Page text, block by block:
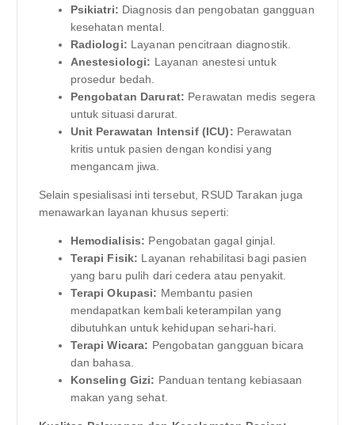
Psikiatri: Diagnosis dan pengobatan gangguan
kesehatan mental.
Radiologi: Layanan pencitraan diagnostik.
Anestesiologi: Layanan anestesi untuk
prosedur bedah.
Pengobatan Darurat: Perawatan medis segera
untuk situasi darurat.
Unit Perawatan Intensif (ICU): Perawatan
kritis untuk pasien dengan kondisi yang
mengancam jiwa.
Selain spesialisasi inti tersebut, RSUD Tarakan juga
menawarkan layanan khusus seperti:
Hemodialisis: Pengobatan gagal ginjal.
Terapi Fisik: Layanan rehabilitasi bagi pasien
yang baru pulih dari cedera atau penyakit.
Terapi Okupasi: Membantu pasien
mendapatkan kembali keterampilan yang
dibutuhkan untuk kehidupan sehari-hari.
Terapi Wicara: Pengobatan gangguan bicara
dan bahasa.
Konseling Gizi: Panduan tentang kebiasaan
makan yang sehat.